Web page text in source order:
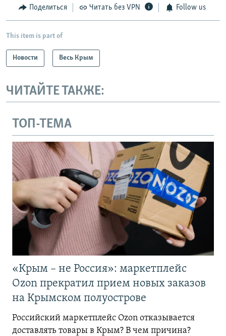
Поделиться Читать без VPN Follow us
This item is part of
Новости Весь Крым
ЧИТАЙТЕ ТАКЖЕ:
ТОП-ТЕМА
«Крым – не Россия»: маркетплейс
Ozon прекратил прием новых заказов
на Крымском полуострове
Российский маркетплейс Ozon отказывается
доставлять товары в Крым? В чем причина?